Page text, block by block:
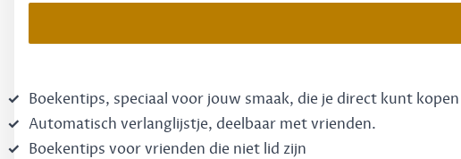
Boekentips, speciaal voor jouw smaak, die je direct kunt kopen
Automatisch verlanglijstje, deelbaar met vrienden.
Boekentips voor vrienden die niet lid zijn